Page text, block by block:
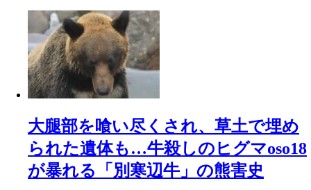
大腿部を喰い尽くされ、草土で埋め
られた遺体も…牛殺しのヒグマoso18
が暴れる「別寒辺牛」の熊害史